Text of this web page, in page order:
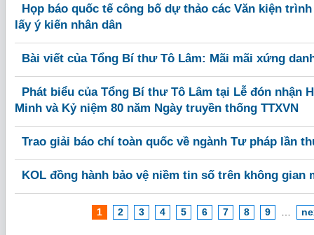
Họp báo quốc tế công bố dự thảo các Văn kiện
lấy ý kiến nhân dân
Bài viết của Tổng Bí thư Tô Lâm: Mãi mãi xứng
Phát biểu của Tổng Bí thư Tô Lâm tại Lễ đón nhận
Minh và Kỷ niệm 80 năm Ngày truyền thống TTXVN
Trao giải báo chí toàn quốc về ngành Tư pháp lần
KOL đồng hành bảo vệ niềm tin số trên không gian
1 2 3 4 5 6 7 8 9